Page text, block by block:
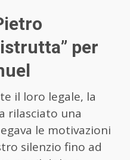
per
il loro legale, la
rilasciato una
le motivazioni
silenzio fino ad